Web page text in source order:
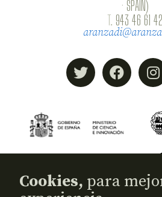
· SPAIN)
T. 943 46 61 42
Cookies, para